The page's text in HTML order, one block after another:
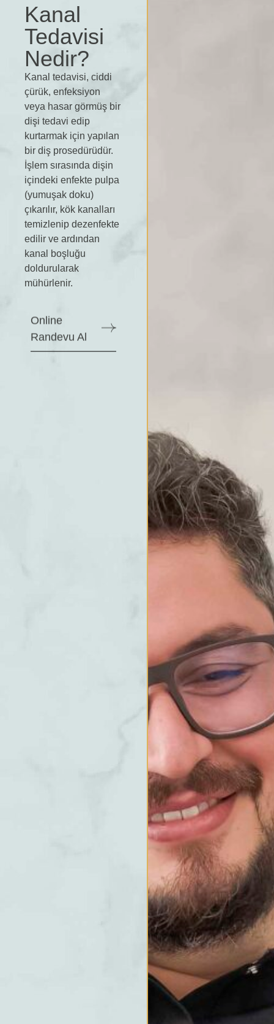
Kanal
Tedavisi
Nedir?
Kanal tedavisi, ciddi
çürük, enfeksiyon
veya hasar görmüş bir
dişi tedavi edip
kurtarmak için yapılan
bir diş prosedürüdür.
İşlem sırasında dişin
içindeki enfekte pulpa
(yumuşak doku)
çıkarılır, kök kanalları
temizlenip dezenfekte
edilir ve ardından
kanal boşluğu
doldurularak
mühürlenir.
Online
Randevu Al